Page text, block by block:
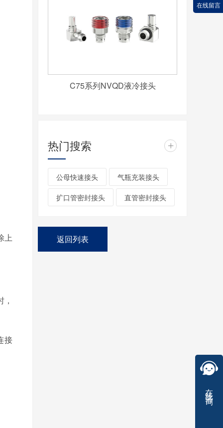
上
接
C75系列NVQD液冷接头
热门搜索 +
公母快速接头 气瓶充装接头
扩口管密封接头 直管密封接头
返回列表
在线留言
在线咨询